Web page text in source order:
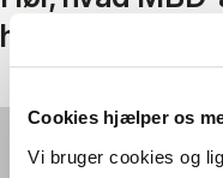
Cookies hjælper os
Vi bruger cookies og
har fået ud af
You mustaccept